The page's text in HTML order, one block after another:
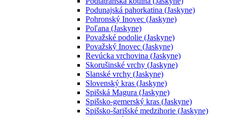
Podunajská pahorkatina (Jaskyne)
Pohronský Inovec (Jaskyne)
Poľana (Jaskyne)
Považské podolie (Jaskyne)
Považský Inovec (Jaskyne)
Revúcka vrchovina (Jaskyne)
Skorušinské vrchy (Jaskyne)
Slanské vrchy (Jaskyne)
Slovenský kras (Jaskyne)
Spišská Magura (Jaskyne)
Spišsko-gemerský kras (Jaskyne)
Spišsko-šarišské medzihorie (Jaskyne)